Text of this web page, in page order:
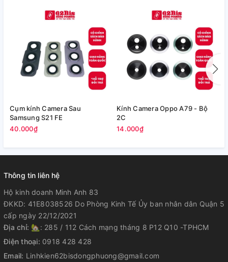
Cụm kính Camera Sau
Samsung S21 FE
40.000₫
Kính Camera Oppo A79 - Bộ
2C
14.000₫
Thông tin liên hệ
Hộ kinh doanh Minh Anh 83
ĐKKD: 41E8038526 Do Phòng Kinh Tế Ủy ban nhân dân Quận 5
cấp ngày 22/12/2021
Địa chỉ: 🏡: 285 / 112 Cách mạng tháng 8 P12 Q10 -TPHCM
Điện thoại: 0918 428 428
Email: Linhkien62bisdongphuong@gmail.com